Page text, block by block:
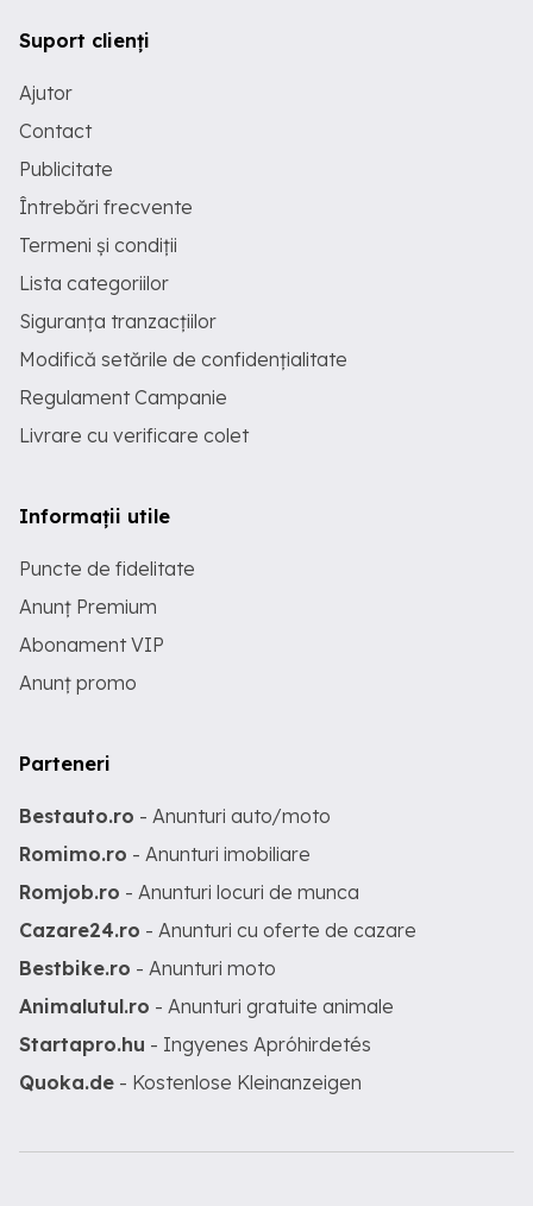
Suport clienți
Ajutor
Contact
Publicitate
Întrebări frecvente
Termeni și condiții
Lista categoriilor
Siguranța tranzacțiilor
Modifică setările de confidențialitate
Regulament Campanie
Livrare cu verificare colet
Informații utile
Puncte de fidelitate
Anunț Premium
Abonament VIP
Anunț promo
Parteneri
Bestauto.ro - Anunturi auto/moto
Romimo.ro - Anunturi imobiliare
Romjob.ro - Anunturi locuri de munca
Cazare24.ro - Anunturi cu oferte de cazare
Bestbike.ro - Anunturi moto
Animalutul.ro - Anunturi gratuite animale
Startapro.hu - Ingyenes Apróhirdetés
Quoka.de - Kostenlose Kleinanzeigen